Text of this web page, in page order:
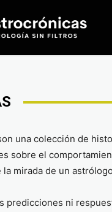
una colección de
sobre el
mirada de un
predicciones ni